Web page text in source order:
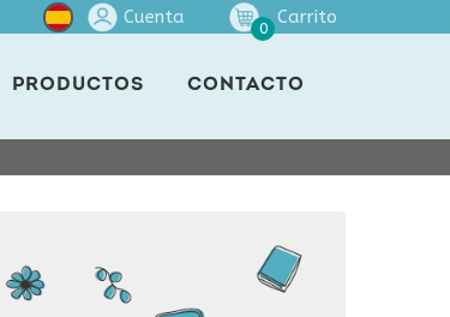
Cuenta
0
Carrito
PRODUCTOS CONTACTO